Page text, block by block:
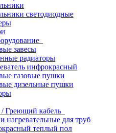
светодиодные
завесы
радиаторы
инфрокрасный
газовые пушки
дизельные пушки
Греющий кабель
нагревательные для труб
теплый пол